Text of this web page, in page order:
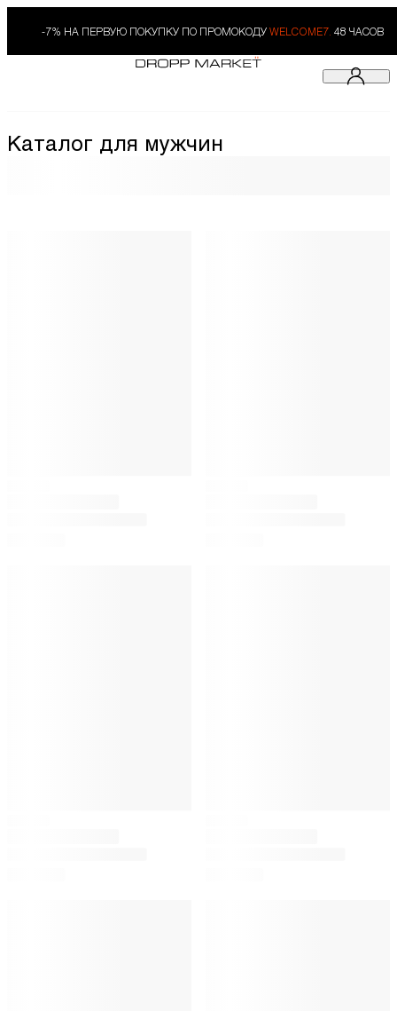
-7% НА ПЕРВУЮ ПОКУПКУ ПО ПРОМОКОДУ WELCOME7. 48 ЧАСОВ
Каталог для мужчин